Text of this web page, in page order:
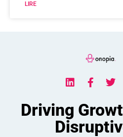
LIRE
Driving